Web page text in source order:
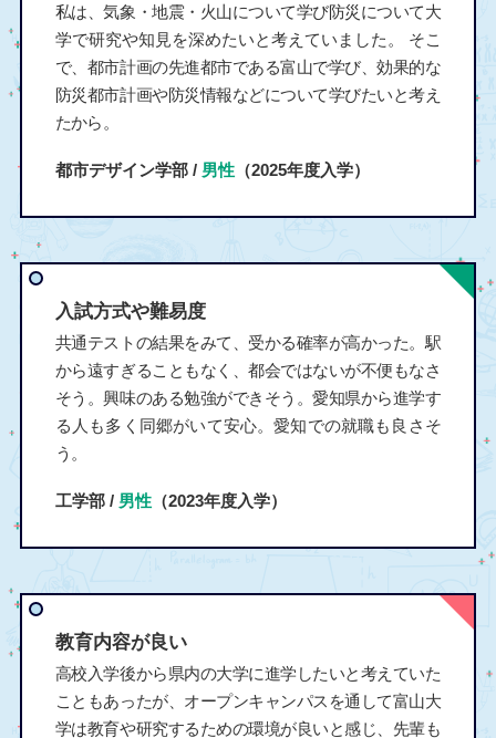
私は、気象・地震・火山について学び防災について大
学で研究や知見を深めたいと考えていました。 そこ
で、都市計画の先進都市である富山で学び、効果的な
防災都市計画や防災情報などについて学びたいと考え
たから。
都市デザイン学部 / 男性（2025年度入学）
入試方式や難易度
共通テストの結果をみて、受かる確率が高かった。駅
から遠すぎることもなく、都会ではないが不便もなさ
そう。興味のある勉強ができそう。愛知県から進学す
る人も多く同郷がいて安心。愛知での就職も良さそ
う。
工学部 / 男性（2023年度入学）
教育内容が良い
高校入学後から県内の大学に進学したいと考えていた
こともあったが、オープンキャンパスを通して富山大
学は教育や研究するための環境が良いと感じ、先輩も